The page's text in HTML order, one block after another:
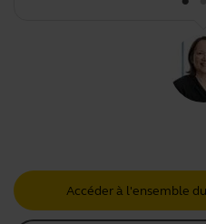
Accéder à l'ensemble